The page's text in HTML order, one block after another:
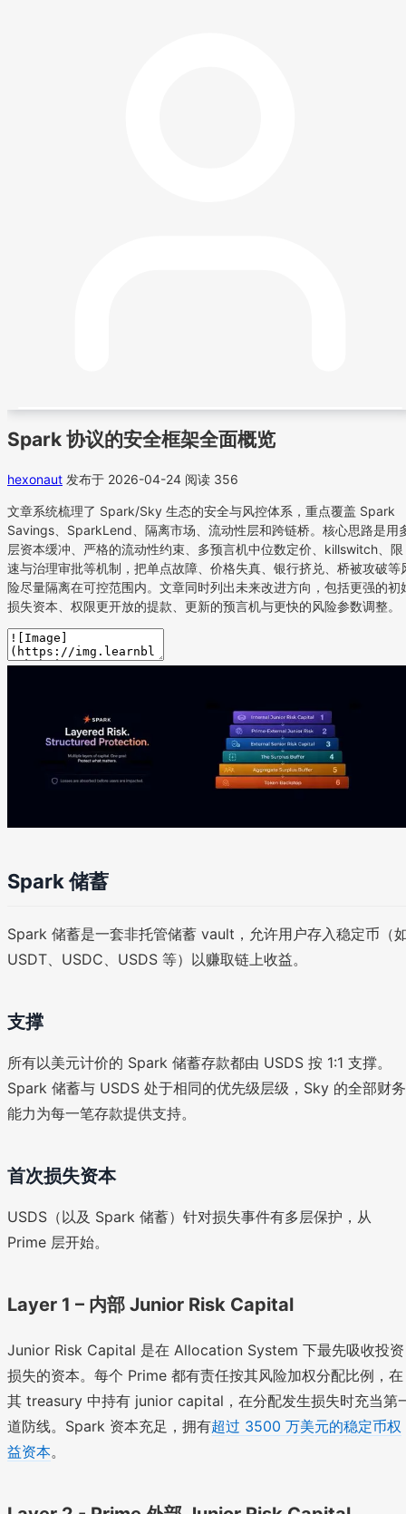
Spark 协议的安全框架全面概览
hexonaut 发布于 2026-04-24 阅读 356
文章系统梳理了 Spark/Sky 生态的安全与风控体系，重点覆盖 Spark
Savings、SparkLend、隔离市场、流动性层和跨链桥。核心思路是用
层资本缓冲、严格的流动性约束、多预言机中位数定价、killswitch、限
速与治理审批等机制，把单点故障、价格失真、银行挤兑、桥被攻破等
险尽量隔离在可控范围内。文章同时列出未来改进方向，包括更强的初
损失资本、权限更开放的提款、更新的预言机与更快的风险参数调整。
Spark 储蓄
Spark 储蓄是一套非托管储蓄 vault，允许用户存入稳定币（
USDT、USDC、USDS 等）以赚取链上收益。
支撑
所有以美元计价的 Spark 储蓄存款都由 USDS 按 1:1 支撑。
Spark 储蓄与 USDS 处于相同的优先级层级，Sky 的全部财务
能力为每一笔存款提供支持。
首次损失资本
USDS（以及 Spark 储蓄）针对损失事件有多层保护，从
Prime 层开始。
Layer 1 – 内部 Junior Risk Capital
Junior Risk Capital 是在 Allocation System 下最先吸收投资
损失的资本。每个 Prime 都有责任按其风险加权分配比例，在
其 treasury 中持有 junior capital，在分配发生损失时充当第
道防线。Spark 资本充足，拥有超过 3500 万美元的稳定币权
益资本。